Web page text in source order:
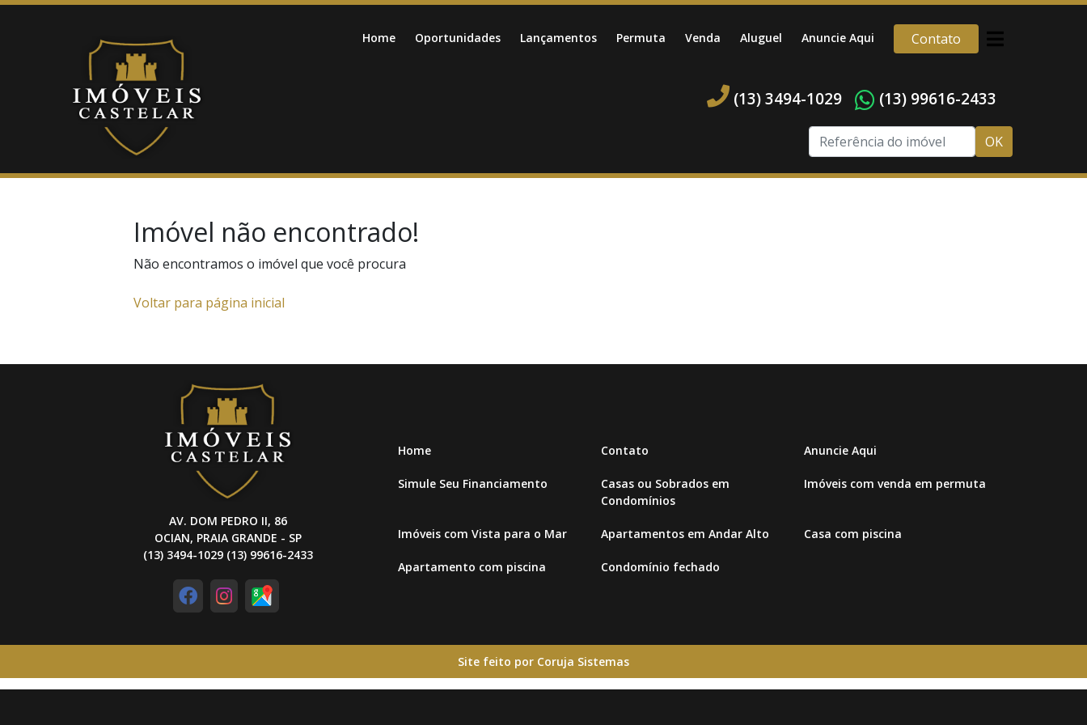
Home Oportunidades Lançamentos Permuta Venda Aluguel Anuncie Aqui Contato
(13) 3494-1029 (13) 99616-2433
OK
Imóvel não encontrado!
Não encontramos o imóvel que você procura
Voltar para página inicial
AV. DOM PEDRO II, 86
OCIAN, PRAIA GRANDE - SP
(13) 3494-1029 (13) 99616-2433
Home Contato Anuncie Aqui
Simule Seu Financiamento
Casas ou Sobrados em
Condomínios
Imóveis com venda em permuta
Imóveis com Vista para o Mar Apartamentos em Andar Alto Casa com piscina
Apartamento com piscina Condomínio fechado
Site feito por Coruja Sistemas